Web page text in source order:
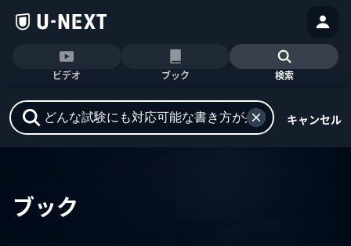
ビデオ ブック 検索
キャンセル
ブック